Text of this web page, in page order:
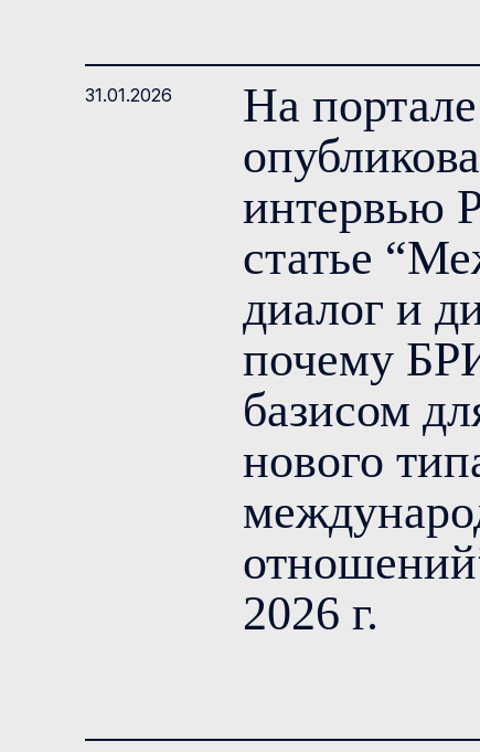
31.01.2026
На
интервью
статье
диалог и
почему
базисом
нового
2026 г.